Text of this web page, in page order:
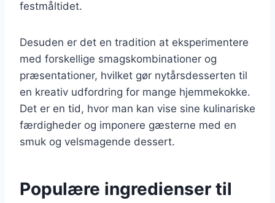
festmåltidet.
Desuden er det en tradition at eksperimentere
med forskellige smagskombinationer og
præsentationer, hvilket gør nytårsdesserten til
en kreativ udfordring for mange hjemmekokke.
Det er en tid, hvor man kan vise sine kulinariske
færdigheder og imponere gæsterne med en
smuk og velsmagende dessert.
Populære ingredienser til